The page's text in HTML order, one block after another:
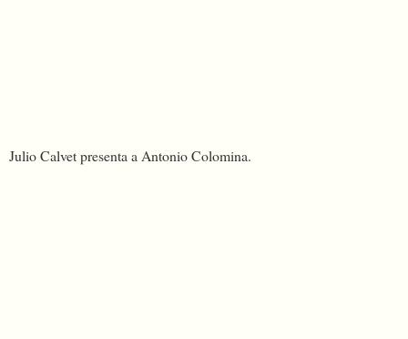
Julio Calvet presenta a Antonio Colomina.